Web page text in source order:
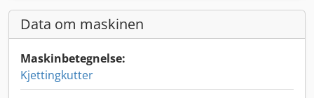
Data om maskinen
Maskinbetegnelse:
Kjettingkutter